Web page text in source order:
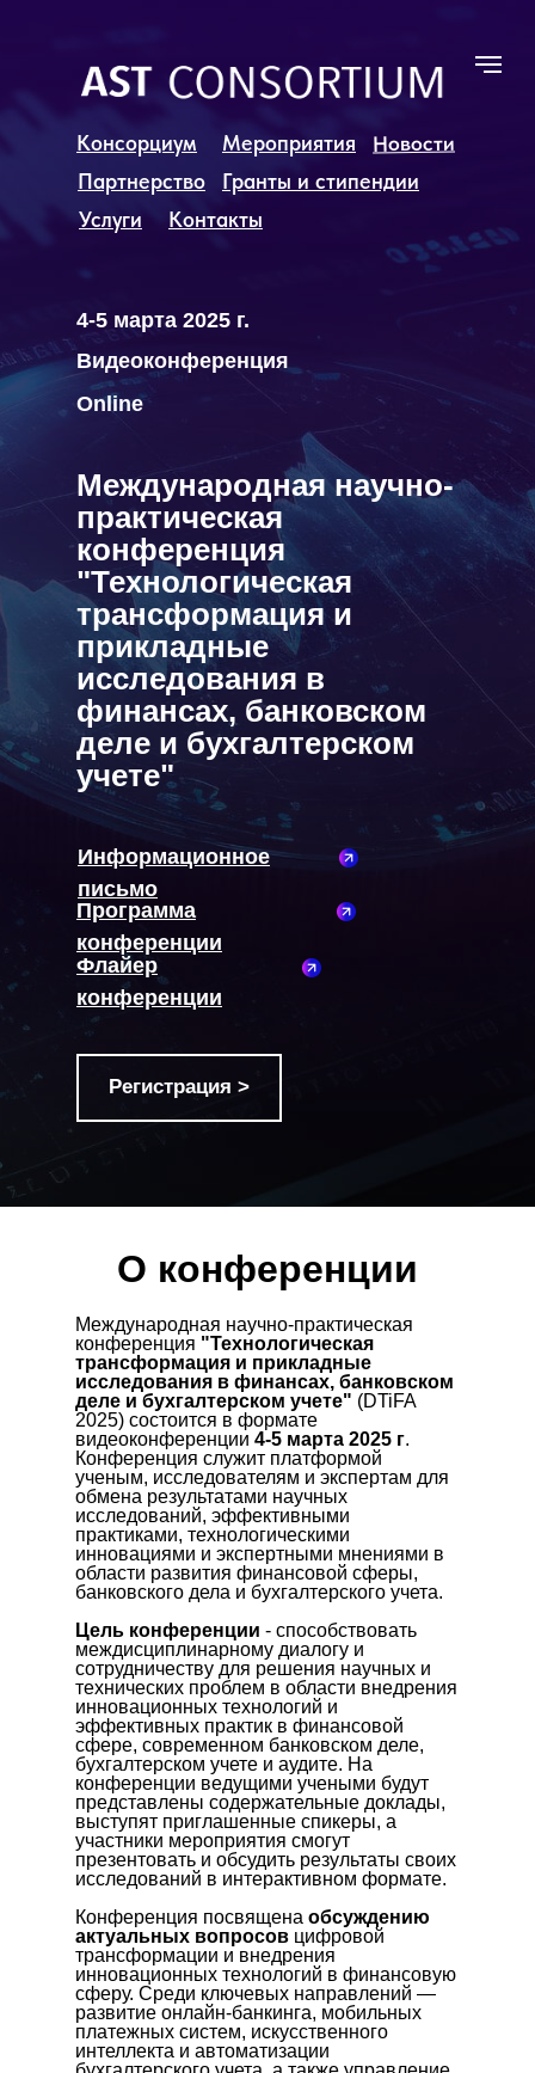
4-5 марта 2025 г.
Видеоконференция
Online
Международная научно-
практическая
конференция
"Технологическая
трансформация и
прикладные
исследования в
финансах, банковском
деле и бухгалтерском
учете"
Регистрация >
Информационное
письмо
Программа
конференции
Флайер
конференции
Консорциум
Партнерство
Мероприятия Новости
Контакты
Гранты и стипендии
Услуги
Международная научно-практическая
конференция "Технологическая
трансформация и прикладные
исследования в финансах, банковском
деле и бухгалтерском учете" (DTiFA
2025) состоится в формате
видеоконференции 4-5 марта 2025 г.
Конференция служит платформой
ученым, исследователям и экспертам для
обмена результатами научных
исследований, эффективными
практиками, технологическими
инновациями и экспертными мнениями в
области развития финансовой сферы,
банковского дела и бухгалтерского учета.
Цель конференции - способствовать
междисциплинарному диалогу и
сотрудничеству для решения научных и
технических проблем в области внедрения
инновационных технологий и
эффективных практик в финансовой
сфере, современном банковском деле,
бухгалтерском учете и аудите. На
конференции ведущими учеными будут
представлены содержательные доклады,
выступят приглашенные спикеры, а
участники мероприятия смогут
презентовать и обсудить результаты своих
исследований в интерактивном формате.
Конференция посвящена обсуждению
актуальных вопросов цифровой
трансформации и внедрения
инновационных технологий в финансовую
сферу. Среди ключевых направлений —
развитие онлайн-банкинга, мобильных
платежных систем, искусственного
интеллекта и автоматизации
О конференции